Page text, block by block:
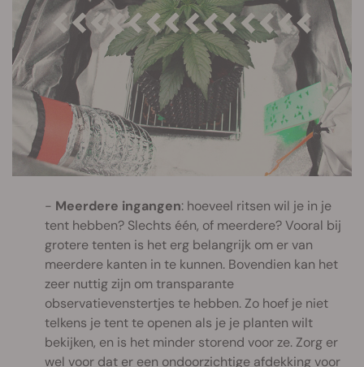
Meerdere ingangen: hoeveel ritsen wil je in je
tent hebben? Slechts één, of meerdere? Vooral bij
grotere tenten is het erg belangrijk om er van
meerdere kanten in te kunnen. Bovendien kan het
zeer nuttig zijn om transparante
observatievenstertjes te hebben. Zo hoef je niet
telkens je tent te openen als je je planten wilt
bekijken, en is het minder storend voor ze. Zorg er
wel voor dat er een ondoorzichtige afdekking voor